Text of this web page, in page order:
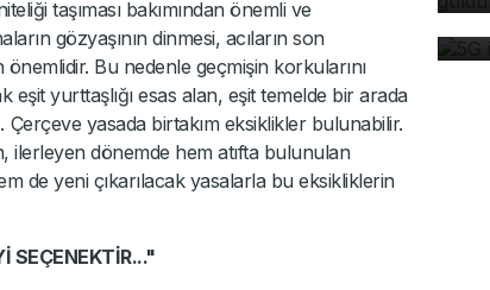
taşıması bakımından önemli ve
gözyaşının dinmesi, acıların son
önemlidir. Bu nedenle geçmişin korkularını
eşit yurttaşlığı esas alan, eşit temelde bir arada
Çerçeve yasada birtakım eksiklikler bulunabilir.
ilerleyen dönemde hem atıfta bulunulan
de yeni çıkarılacak yasalarla bu eksikliklerin
SEÇENEKTİR..."